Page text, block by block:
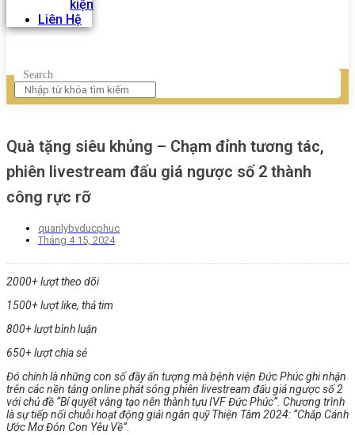
kiện
Liên Hệ
Search
Quà tặng siêu khủng – Chạm đỉnh tương tác,
phiên livestream đấu giá ngược số 2 thành
công rực rỡ
quanlybvducphuc
Tháng 4 15, 2024
2000+ lượt theo dõi
1500+ lượt like, thả tim
800+ lượt bình luận
650+ lượt chia sẻ
Đó chính là những con số đầy ấn tượng mà bệnh viện Đức Phúc ghi nhận
trên các nền tảng online phát sóng phiên livestream đấu giá ngược số 2
với chủ đề “Bí quyết vàng tạo nên thành tựu IVF Đức Phúc”. Chương trình
là sự tiếp nối chuỗi hoạt động giải ngân quỹ Thiện Tâm 2024: “Chắp Cánh
Ước Mơ Đón Con Yêu Về”.